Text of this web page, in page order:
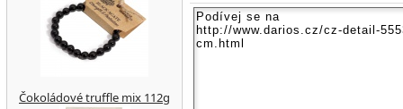
Čokoládové truffle mix 112g